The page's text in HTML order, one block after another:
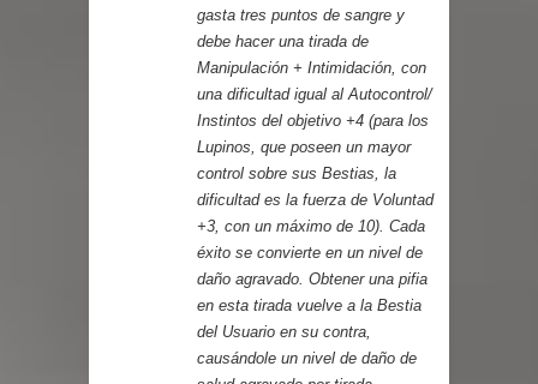
gasta tres puntos de sangre y
debe hacer una tirada de
Manipulación + Intimidación, con
una dificultad igual al Autocontrol/
Instintos del objetivo +4 (para los
Lupinos, que poseen un mayor
control sobre sus Bestias, la
dificultad es la fuerza de Voluntad
+3, con un máximo de 10). Cada
éxito se convierte en un nivel de
daño agravado. Obtener una pifia
en esta tirada vuelve a la Bestia
del Usuario en su contra,
causándole un nivel de daño de